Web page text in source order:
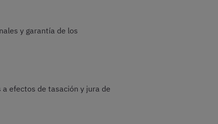
y garantía de los
efectos de tasación y jura de